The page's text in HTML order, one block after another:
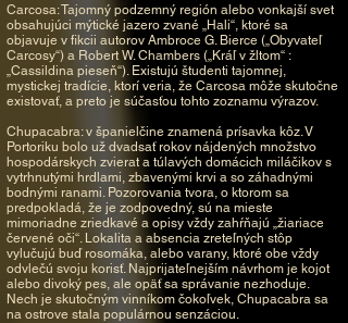
Carcosa: Tajomný podzemný región alebo vonkajší svet
obsahujúci mýtické jazero zvané „Hali“, ktoré sa
objavuje v fikcii autorov Ambroce G. Bierce („Obyvateľ
Carcosy“) a Robert W. Chambers („Kráľ v žltom“ :
„Cassildina pieseň“). Existujú študenti tajomnej,
mystickej tradície, ktorí veria, že Carcosa môže skutočne
existovať, a preto je súčasťou tohto zoznamu výrazov.
Chupacabra: v španielčine znamená prísavka kôz. V
Portoriku bolo už dvadsať rokov nájdených množstvo
hospodárskych zvierat a túlavých domácich miláčikov s
vytrhnutými hrdlami, zbavenými krvi a so záhadnými
bodnými ranami. Pozorovania tvora, o ktorom sa
predpokladá, že je zodpovedný, sú na mieste
mimoriadne zriedkavé a opisy vždy zahŕňajú „žiariace
červené oči“. Lokalita a absencia zreteľných stôp
vylučujú buď rosomáka, alebo varany, ktoré obe vždy
odvlečú svoju korisť. Najprijateľnejším návrhom je kojot
alebo divoký pes, ale opäť sa správanie nezhoduje.
Nech je skutočným vinníkom čokoľvek, Chupacabra sa
na ostrove stala populárnou senzáciou.